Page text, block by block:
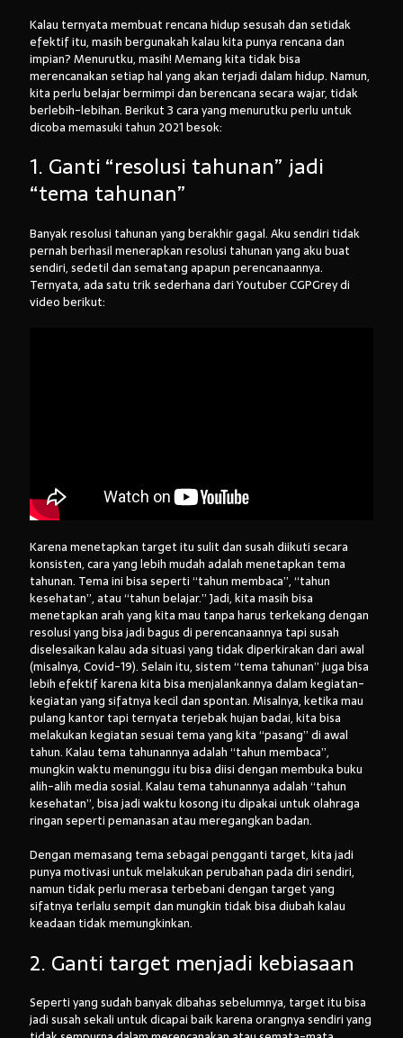
Kalau ternyata membuat rencana hidup sesusah dan setidak
efektif itu, masih bergunakah kalau kita punya rencana dan
impian? Menurutku, masih! Memang kita tidak bisa
merencanakan setiap hal yang akan terjadi dalam hidup. Namun,
kita perlu belajar bermimpi dan berencana secara wajar, tidak
berlebih-lebihan. Berikut 3 cara yang menurutku perlu untuk
dicoba memasuki tahun 2021 besok:
1. Ganti “resolusi tahunan” jadi
“tema tahunan”
Banyak resolusi tahunan yang berakhir gagal. Aku sendiri tidak
pernah berhasil menerapkan resolusi tahunan yang aku buat
sendiri, sedetil dan sematang apapun perencanaannya.
Ternyata, ada satu trik sederhana dari Youtuber CGPGrey di
video berikut:
Karena menetapkan target itu sulit dan susah diikuti secara
konsisten, cara yang lebih mudah adalah menetapkan tema
tahunan. Tema ini bisa seperti “tahun membaca”, “tahun
kesehatan”, atau “tahun belajar.” Jadi, kita masih bisa
menetapkan arah yang kita mau tanpa harus terkekang dengan
resolusi yang bisa jadi bagus di perencanaannya tapi susah
diselesaikan kalau ada situasi yang tidak diperkirakan dari awal
(misalnya, Covid-19). Selain itu, sistem “tema tahunan” juga bisa
lebih efektif karena kita bisa menjalankannya dalam kegiatan-
kegiatan yang sifatnya kecil dan spontan. Misalnya, ketika mau
pulang kantor tapi ternyata terjebak hujan badai, kita bisa
melakukan kegiatan sesuai tema yang kita “pasang” di awal
tahun. Kalau tema tahunannya adalah “tahun membaca”,
mungkin waktu menunggu itu bisa diisi dengan membuka buku
alih-alih media sosial. Kalau tema tahunannya adalah “tahun
kesehatan”, bisa jadi waktu kosong itu dipakai untuk olahraga
ringan seperti pemanasan atau meregangkan badan.
Dengan memasang tema sebagai pengganti target, kita jadi
punya motivasi untuk melakukan perubahan pada diri sendiri,
namun tidak perlu merasa terbebani dengan target yang
sifatnya terlalu sempit dan mungkin tidak bisa diubah kalau
keadaan tidak memungkinkan.
2. Ganti target menjadi kebiasaan
Seperti yang sudah banyak dibahas sebelumnya, target itu bisa
jadi susah sekali untuk dicapai baik karena orangnya sendiri yang